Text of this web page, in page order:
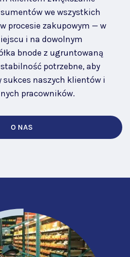
we wszystkich
procesie zakupowym — w
i na dowolnym
bnode z ugruntowaną
potrzebne, aby
sukces naszych klientów i
pracowników.
O NAS